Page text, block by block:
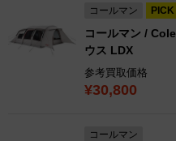
コールマン
コールマン /
ウス LDX
参考買取価格
¥30,800
コールマン